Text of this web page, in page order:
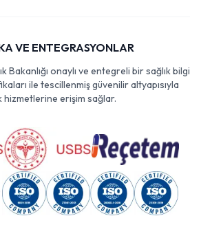
VE ENTEGRASYONLAR
Bakanlığı onaylı ve entegreli bir sağlık bilgi
ile tescillenmiş güvenilir altyapısıyla
hizmetlerine erişim sağlar.